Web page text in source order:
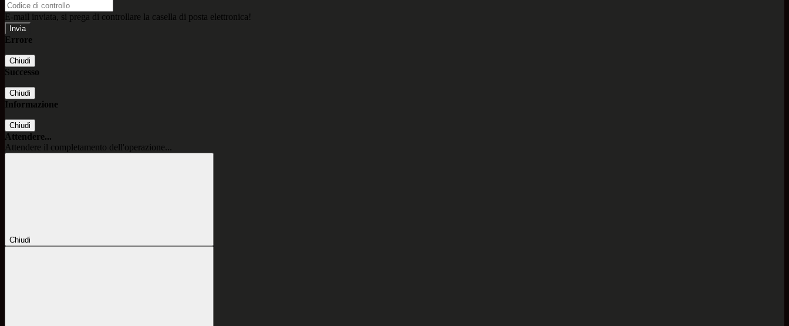
E-mail inviata, si prega di controllare la casella di posta elettronica!
Errore
Chiudi
Successo
Chiudi
Informazione
Chiudi
Attendere...
Attendere il completamento dell'operazione...
Chiudi